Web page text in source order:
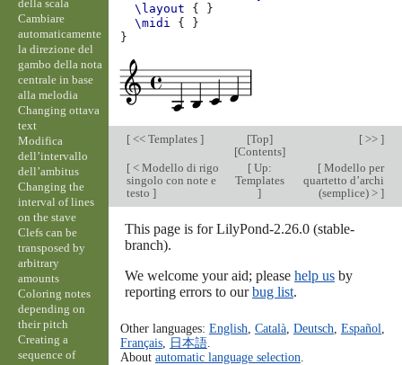
\layout
{
}
\midi
{
}
}
[<< Templates ] [Top]
[Contents]
[ >> ]
[< Modello di rigo
singolo con note e
testo ]
[Up:
Templates
]
[Modello per
quartetto d’archi
(semplice) > ]
This page is for LilyPond-2.26.0 (stable-
branch).
We welcome your aid; please help usby
reporting errors to ourbug list.
Other languages: English Català, Deutsch Español
Français, 日本語.
About automatic language selection
della scala
Cambiare
automaticamente
la direzione del
gambo della nota
centrale in base
alla melodia
Changing ottava
text
Modifica
dell’intervallo
dell’ambitus
Changing the
interval of lines
on the stave
Clefs can be
transposed by
arbitrary
amounts
Coloring notes
depending on
their pitch
Creating a
sequence of